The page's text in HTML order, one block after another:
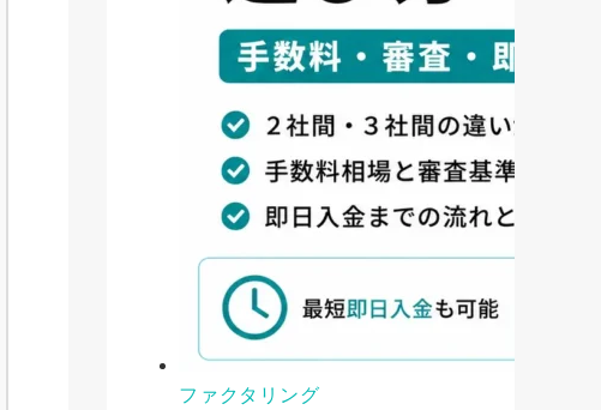
ファクタリング